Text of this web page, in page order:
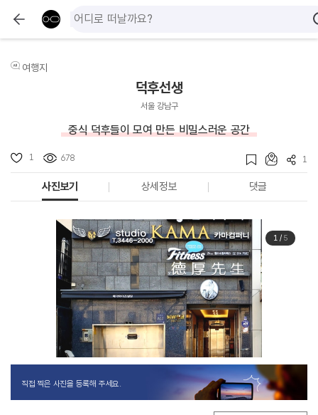
여행지
덕후선생
서울 강남구
중식 덕후들이 모여 만든 비밀스러운 공간
1 678 1
사진보기 상세정보 댓글
1/ 5
직접 찍은 사진을 등록해 주세요.